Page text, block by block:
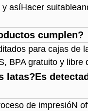
asíHacer
cumplen?
para cajas de
BPA gratuito y libre
latas?Es
de impresióN